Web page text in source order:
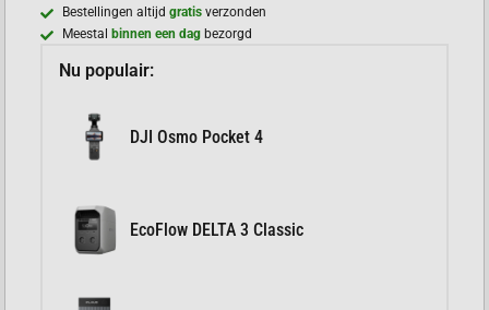
Bestellingen altijdgratisverzonden
Meestal
binnen een dag bezorgd
Nu populair:
DJI Osmo Pocket 4
EcoFlow DELTA 3 Classic